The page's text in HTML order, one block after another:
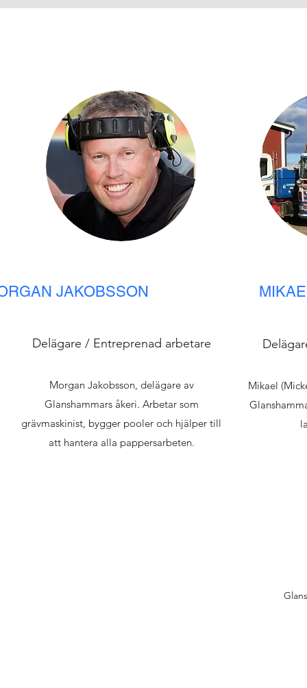
Delägare / Entreprenad arbetare
Morgan Jakobsson, delägare av
Glanshammars åkeri. Arbetar som
grävmaskinist, bygger pooler och hjälper till
att hantera alla pappersarbeten.
JAKOBSSON
Mikael